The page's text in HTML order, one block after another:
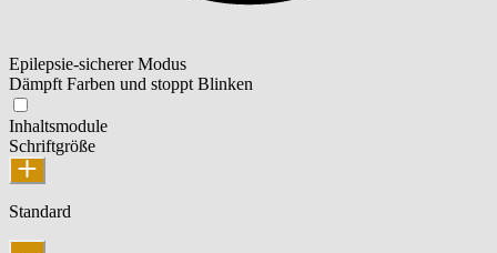
Epilepsie-sicherer Modus
Dämpft Farben und stoppt Blinken
Inhaltsmodule
Schriftgröße
Standard